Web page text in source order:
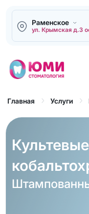
Раменское
ул. Крымская д.3
Главная Услуги